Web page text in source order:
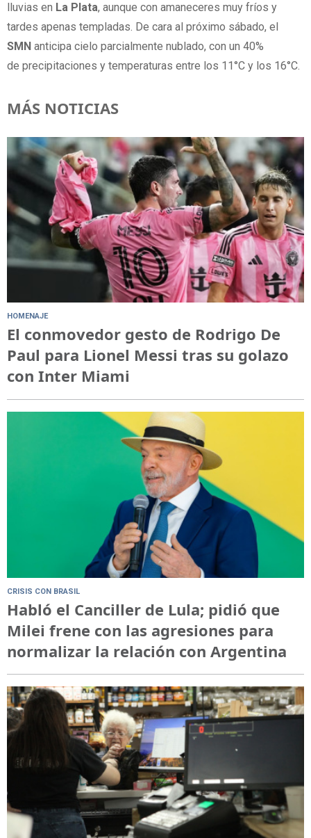
lluvias en La Plata, aunque con amaneceres muy fríos y
tardes apenas templadas. De cara al próximo sábado, el
SMN anticipa cielo parcialmente nublado, con un 40%
de precipitaciones y temperaturas entre los 11°C y los 16°C.
MÁS NOTICIAS
HOMENAJE
El conmovedor gesto de Rodrigo De
Paul para Lionel Messi tras su golazo
con Inter Miami
CRISIS CON BRASIL
Habló el Canciller de Lula; pidió que
Milei frene con las agresiones para
normalizar la relación con Argentina